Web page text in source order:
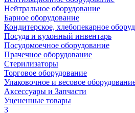
Нейтральное оборудование
Барное оборудование
Кондитерское, хлебопекарное
Посуда и кухонный инвентарь
Посудомоечное оборудование
Прачечное оборудование
Стерилизаторы
Торговое оборудование
Упаковочное и весовое
Аксессуары и Запчасти
Уцененные товары
3